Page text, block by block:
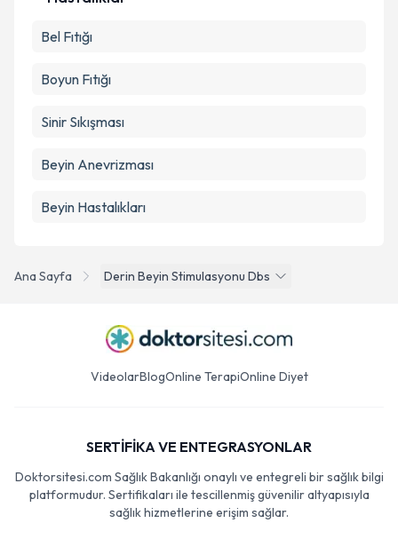
Ana Sayfa Derin Beyin Stimulasyonu Dbs
Bel Fıtığı
Boyun Fıtığı
Sinir Sıkışması
Beyin Anevrizması
Beyin Hastalıkları
VideolarBlogOnline TerapiOnline Diyet
SERTİFİKA VE ENTEGRASYONLAR
Doktorsitesi.com Sağlık Bakanlığı onaylı ve entegreli bir sağlık bilgi
platformudur. Sertifikaları ile tescillenmiş güvenilir altyapısıyla
sağlık hizmetlerine erişim sağlar.